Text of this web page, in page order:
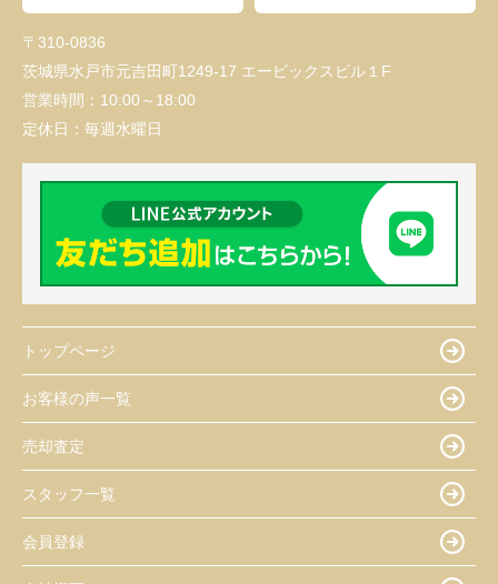
〒310-0836
茨城県水戸市元吉田町1249-17 エービックスビル１F
営業時間： 10:00～18:00
定休日： 毎週水曜日
トップページ
お客様の声一覧
売却査定
スタッフ一覧
会員登録